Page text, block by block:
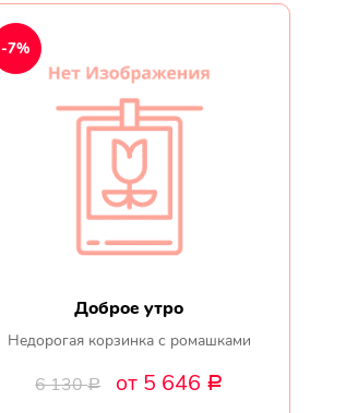
Доброе утро
Недорогая корзинка с ромашками
6 130Р от 5 646 Р
-7%